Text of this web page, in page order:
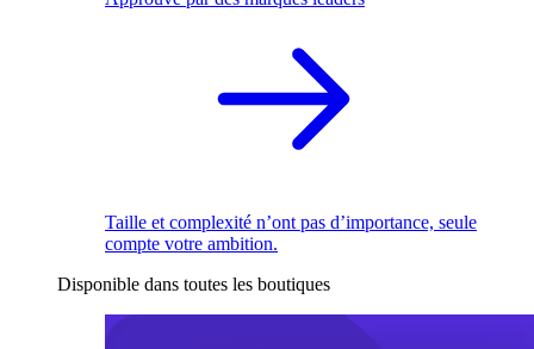
Taille et complexité n’ont pas d’importance, seule
compte votre ambition.
Disponible dans toutes les boutiques